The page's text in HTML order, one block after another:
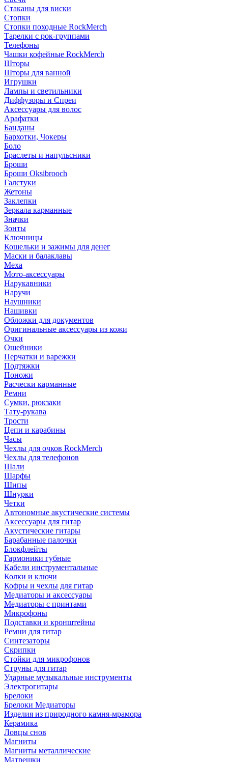
Стаканы для виски
Стопки
Стопки походные RockMerch
Тарелки с рок-группами
Телефоны
Чашки кофейные RockMerch
Шторы
Шторы для ванной
Игрушки
Лампы и светильники
Диффузоры и Спреи
Аксессуары для волос
Арафатки
Банданы
Бархотки, Чокеры
Боло
Браслеты и напульсники
Броши
Броши Oksibrooch
Галстуки
Жетоны
Заклепки
Зеркала карманные
Значки
Зонты
Ключницы
Кошельки и зажимы для денег
Маски и балаклавы
Меха
Мото-аксессуары
Нарукавники
Наручи
Наушники
Нашивки
Обложки для документов
Оригинальные аксессуары из кожи
Очки
Ошейники
Перчатки и варежки
Подтяжки
Поножи
Расчески карманные
Ремни
Сумки, рюкзаки
Тату-рукава
Трости
Цепи и карабины
Часы
Чехлы для очков RockMerch
Чехлы для телефонов
Шали
Шарфы
Шипы
Шнурки
Четки
Автономные акустические системы
Аксессуары для гитар
Акустические гитары
Барабанные палочки
Блокфлейты
Гармоники губные
Кабели инструментальные
Колки и ключи
Кофры и чехлы для гитар
Медиаторы и аксессуары
Медиаторы с принтами
Микрофоны
Подставки и кронштейны
Ремни для гитар
Синтезаторы
Скрипки
Стойки для микрофонов
Струны для гитар
Ударные музыкальные инструменты
Электрогитары
Брелоки
Брелоки Медиаторы
Изделия из природного камня-мрамора
Керамика
Ловцы снов
Магниты
Магниты металлические
Матрешки